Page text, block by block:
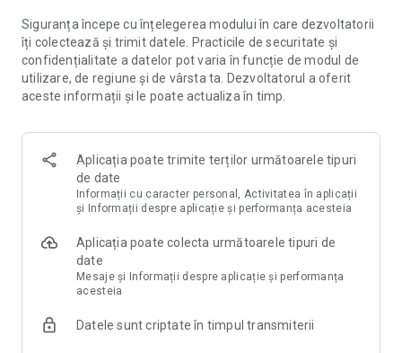
- Informații complete și detalii despre ansamblurile
rezidențiale și apartamente. Pentru fiecare proiect vei găsi
imagini și randări de înaltă calitate, etape dezvoltare, promoții
și oferte, informații despre dezvoltator imobiliar. Verificăm
personal toate detaliile astfel încât să poți lua o decizie
- Căutarea ușoară pe hartă. Dacă nu ești sigur de locația
proiectului, este ușor de verificat - oferim o vedere 3D pe
hartă, pentru a înțelege mai bine locația și împrejurimile.
- Favorite. Salvează rezultatele căutării în Favorite - astfel
încât să nu ratezi apartamentele preferate și casele ieftine.
Korter.ro – o alegere convenabilă pentru complexurile
rezidențiale din România, Republica Moldova și alte țări.
Aşteptaţi în viitorul apropiat o mulțime de actualizări și
noutăți pe Korter.ro.
Descarcă aplicația chiar acum și nu ezita să ne trimiți sugestii!
Siguranța începe cu înțelegerea modului în care dezvoltatorii
îți colectează și trimit datele. Practicile de securitate și
confidențialitate a datelor pot varia în funcție de modul de
utilizare, de regiune și de vârsta ta. Dezvoltatorul a oferit
aceste informații și le poate actualiza în timp.
Aplicația poate trimite terților următoarele tipuri
de date
Informații cu caracter personal, Activitatea în aplicații
și Informații despre aplicație și performanța acesteia
Aplicația poate colecta următoarele tipuri de
date
Mesaje și Informații despre aplicație și performanța
acesteia
Datele sunt criptate în timpul transmiterii